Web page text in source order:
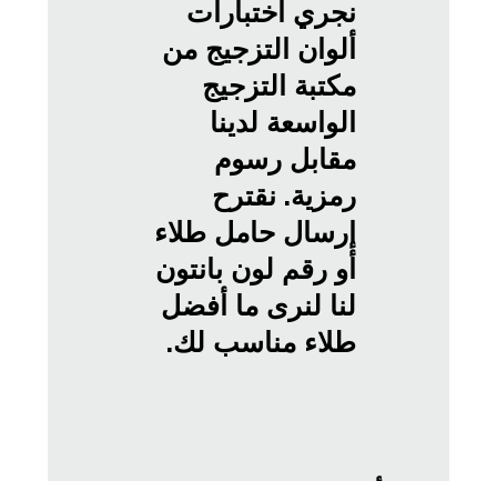
نجري اختبارات
ألوان التزجيج من
مكتبة التزجيج
الواسعة لدينا
مقابل رسوم
رمزية. نقترح
إرسال حامل طلاء
أو رقم لون بانتون
لنا لنرى ما أفضل
طلاء مناسب لك.